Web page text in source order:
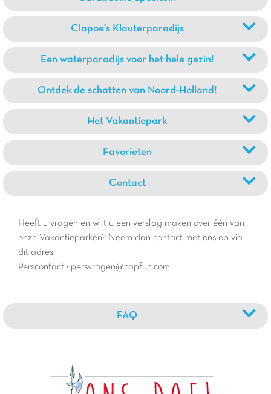
Clapoe's Klauterparadijs
Een waterparadijs voor het hele gezin!
Ontdek de schatten van Noord-Holland!
Het Vakantiepark
Favorieten
Contact
Heeft u vragen en wilt u een verslag maken over één van
onze Vakantieparken? Neem dan contact met ons op via
dit adres:
Perscontact : persvragen@capfun.com
FAQ